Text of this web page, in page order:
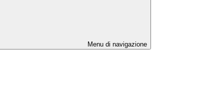
Menu di navigazione